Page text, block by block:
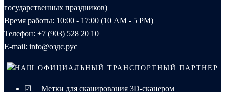
государственных праздников)
Время работы: 10:00 - 17:00 (10 AM - 5 PM)
Телефон: +7 (903) 528 20 10‬
E-mail: info@оздс.рус
НАШ ОФИЦИАЛЬНЫЙ ТРАНСПОРТНЫЙ ПАРТНЕР
☑ Метки для сканирования 3D-сканером